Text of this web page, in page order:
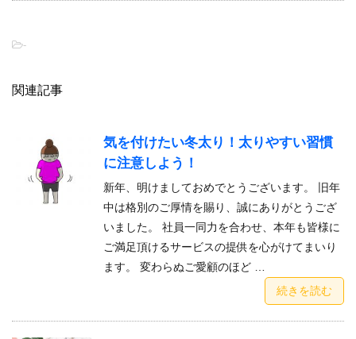
-
関連記事
気を付けたい冬太り！太りやすい習慣
に注意しよう！
新年、明けましておめでとうございます。 旧年
中は格別のご厚情を賜り、誠にありがとうござ
いました。 社員一同力を合わせ、本年も皆様に
ご満足頂けるサービスの提供を心がけてまいり
ます。 変わらぬご愛顧のほど …
続きを読む